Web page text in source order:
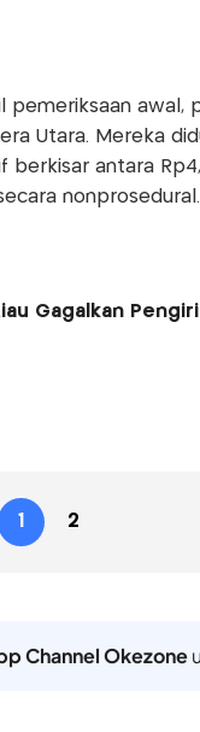
pemeriksaan
Utara. Mereka
berkisar antara
nonprosedural.
Gagalkan
1 2
Channel Okezone